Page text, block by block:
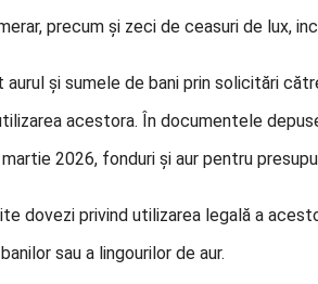
precum și zeci de ceasuri de lux,
și sumele de bani prin solicitări
acestora. În documentele
2026, fonduri și aur pentru
dovezi privind utilizarea legală a
sau a lingourilor de aur.